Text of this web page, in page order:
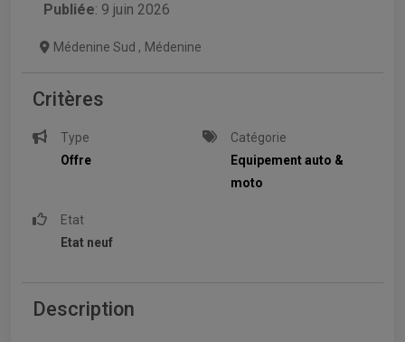
Publiée: 9 juin 2026
Médenine Sud , Médenine
Critères
Type
Offre
Catégorie
Equipement auto &
moto
Etat
Etat neuf
Description